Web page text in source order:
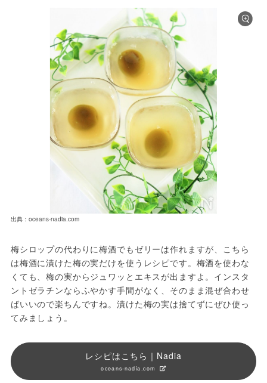
出典：oceans-nadia.com
梅シロップの代わりに梅酒でもゼリーは作れますが、こちら
は梅酒に漬けた梅の実だけを使うレシピです。梅酒を使わな
くても、梅の実からジュワッとエキスが出ますよ。インスタ
ントゼラチンならふやかす手間がなく、そのまま混ぜ合わせ
ばいいので楽ちんですね。漬けた梅の実は捨てずにぜひ使っ
てみましょう。
レシピはこちら｜Nadia
oceans-nadia.com